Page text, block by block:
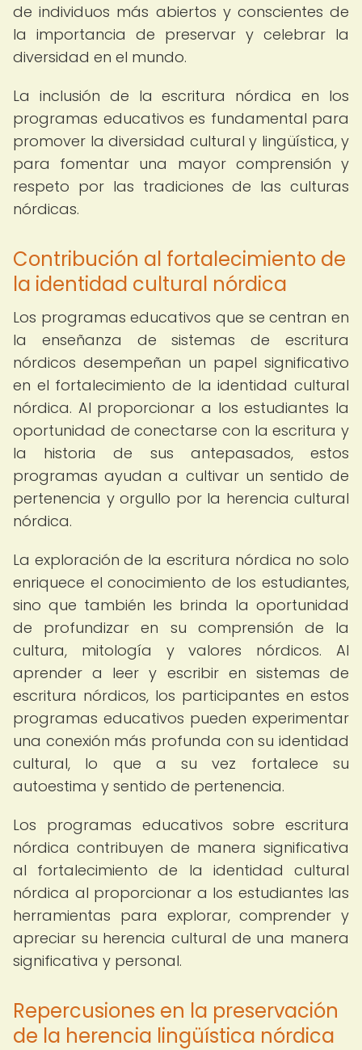
de individuos más abiertos y conscientes de
la importancia de preservar y celebrar la
diversidad en el mundo.
La inclusión de la escritura nórdica en los
programas educativos es fundamental para
promover la diversidad cultural y lingüística, y
para fomentar una mayor comprensión y
respeto por las tradiciones de las culturas
nórdicas.
Contribución al fortalecimiento de
la identidad cultural nórdica
Los programas educativos que se centran en
la enseñanza de sistemas de escritura
nórdicos desempeñan un papel significativo
en el fortalecimiento de la identidad cultural
nórdica. Al proporcionar a los estudiantes la
oportunidad de conectarse con la escritura y
la historia de sus antepasados, estos
programas ayudan a cultivar un sentido de
pertenencia y orgullo por la herencia cultural
nórdica.
La exploración de la escritura nórdica no solo
enriquece el conocimiento de los estudiantes,
sino que también les brinda la oportunidad
de profundizar en su comprensión de la
cultura, mitología y valores nórdicos. Al
aprender a leer y escribir en sistemas de
escritura nórdicos, los participantes en estos
programas educativos pueden experimentar
una conexión más profunda con su identidad
cultural, lo que a su vez fortalece su
autoestima y sentido de pertenencia.
Los programas educativos sobre escritura
nórdica contribuyen de manera significativa
al fortalecimiento de la identidad cultural
nórdica al proporcionar a los estudiantes las
herramientas para explorar, comprender y
apreciar su herencia cultural de una manera
significativa y personal.
Repercusiones en la preservación
de la herencia lingüística nórdica